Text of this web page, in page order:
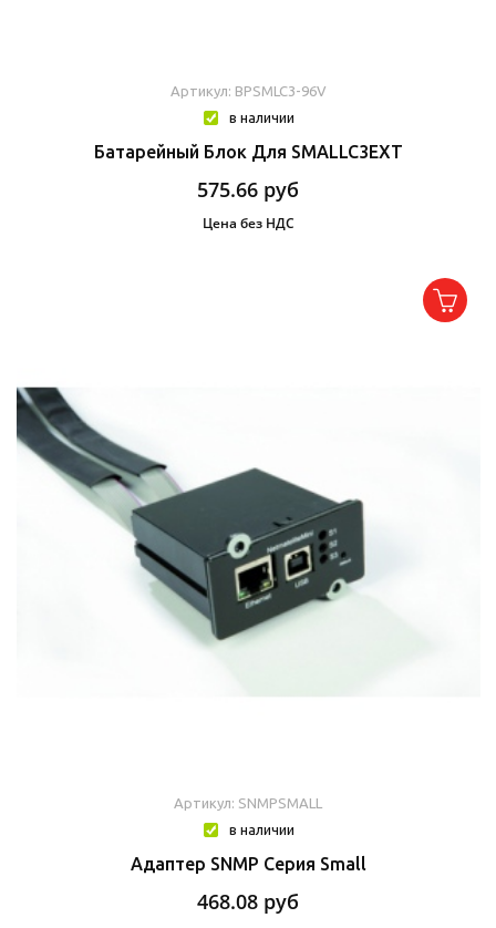
Артикул: BPSMLC3-96V
в наличии
Батарейный Блок Для SMALLC3EXT
575.66 руб
Цена без НДС
Артикул: SNMPSMALL
в наличии
Адаптер SNMP Серия Small
468.08 руб